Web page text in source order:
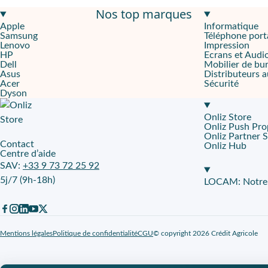
5G pour travailler et partager vite, même en
Android 15 pour piloter applis, fichiers et échanges au
128 Go
Pensée pour les équipes terrain et les métiers mobiles qui
Mobile, solide, prête pour le terrain
s’adresse aux professionnels qui passent du
Une prise en main fluide, même en mouvement
LaCore M6tient facilement dans une poche grâce à ses 17,28
Une autonomie pensée pour les journées qui débordent
Les déplacements s’enchaînent quand les rendez-vous glissent
Nos top marques
Apple
Samsung
Lenovo
HP
Dell
Asus
Acer
Dyson
Informatique
Téléphone
Impression
Ecrans et
Mobilier de
Distributeurs
Sécurité
Contact
Centre d’aide
SAV: +33 9 73 72 25 92
5j/7 (9h-18h)
Onliz Store
Onliz Push
Onliz Partner
Onliz Hub
LOCAM:
Mentions légalesPolitique de confidentialitéCGU© copyright 2026 Crédit Agricole